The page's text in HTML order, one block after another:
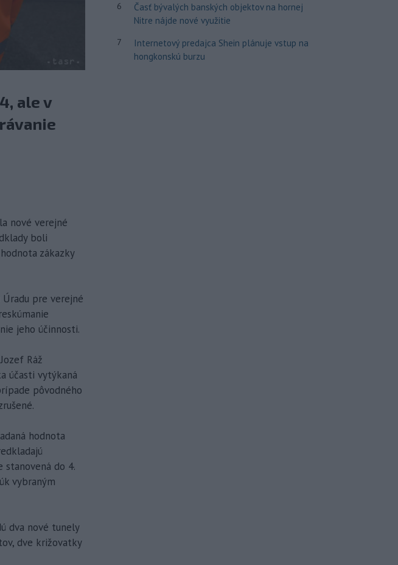
ale v
nové verejné
boli
zákazky
pre verejné
jeho účinnosti.
Ráž
účasti vytýkaná
pôvodného
hodnota
stanovená do 4.
vybraným
dva nové tunely
dve križovatky
6
Časť bývalých banských objektov na hornej
Nitre nájde nové využitie
7
Internetový predajca Shein plánuje vstup na
hongkonskú burzu